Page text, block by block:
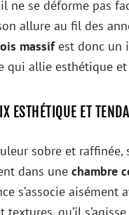
ne se déforme pas
allure au fil des
massifest donc un
qui allie esthétique
ESTHÉTIQUE ET
sobre et raffinée,
dans une chambre
s’associe aisément